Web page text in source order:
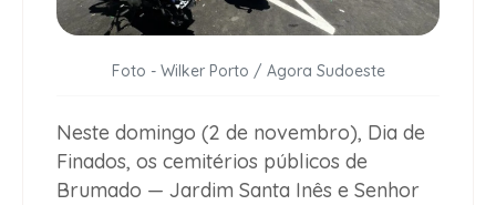
Foto - Wilker Porto / Agora Sudoeste
Neste domingo (2 de novembro), Dia de
Finados, os cemitérios públicos de
Brumado — Jardim Santa Inês e Senhor